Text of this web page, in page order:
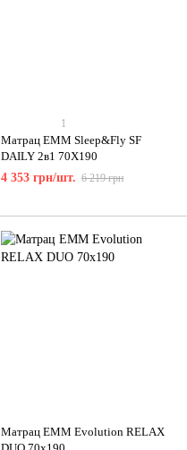
1
Матрац ЕММ Sleep&Fly SF
DAILY 2в1 70X190
4 353 грн/шт. 6 219 грн
Матрац ЕММ Evolution RELAX